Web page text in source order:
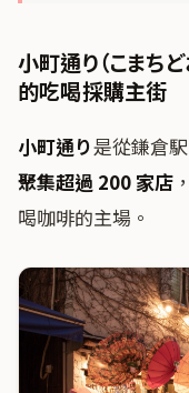
小町通り（こま
的吃喝採購主街
小町通り是從鎌倉
聚集超過 200 家店
喝咖啡的主場。